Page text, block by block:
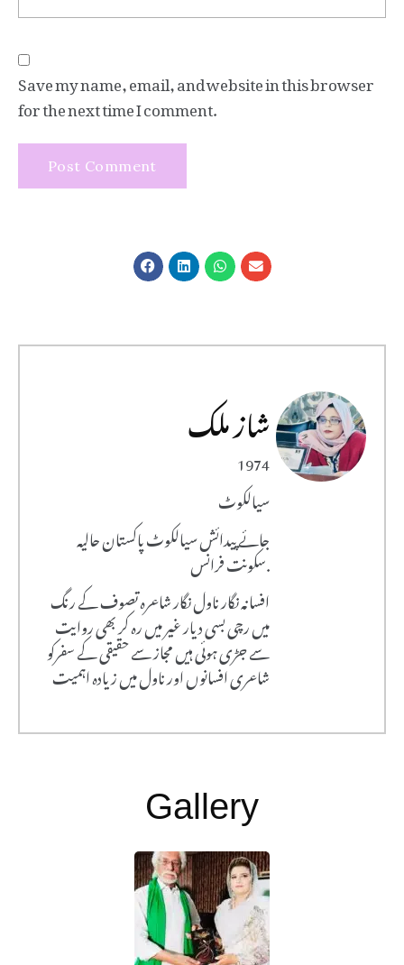
Save my name, email, and website in this browser
for the next time I comment.
شاز ملک
1974
سیالکوٹ
جائے پیدائش سیالکوٹ پاکستان حالیہ
سکونت فرانس.
افسانہ نگار ناول نگار شاعرہ تصوف کے رنگ
میں رچی بسی دیار غیر میں رہ کر بھی روایت
سے جڑی ہوئی ہیں مجاز سے حقیقی کے سفرکو
شاعری افسانوں اور ناول میں زیادہ اہمیت
Gallery